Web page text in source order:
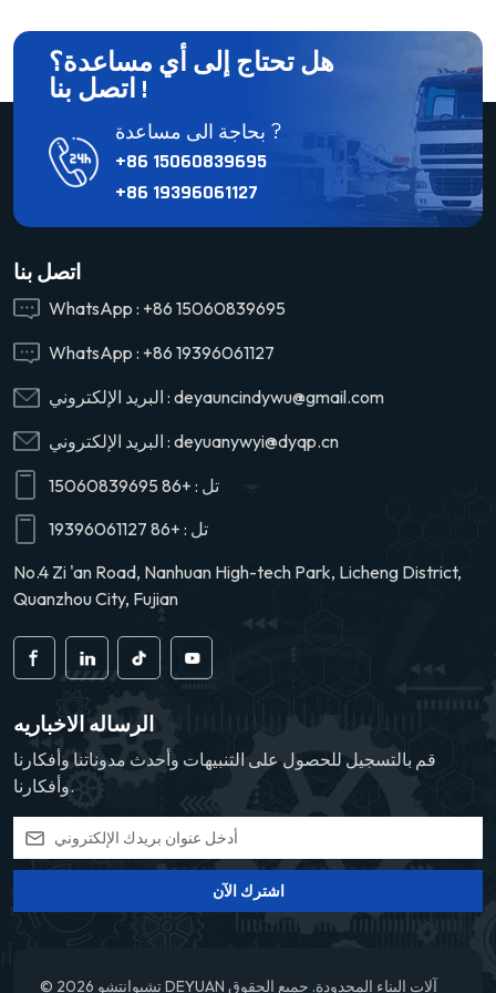
التروس مقارنةً بالسابق، فهذه علامة على أن لوحة القابض مهترئة بشكل
كبير وتحتاج إلى الاستبدال. 2. تأخر استجابة التسارع: عندما تدوس بقوة على
دواسة الوقود متوقعاً زيادة في السرعة، لكن السيارة تستجيب ببطء، فهذا
يشير إلى أن لوحة القابض قد اهترأت إلى درجة الانزلاق، مما يقلل من نقل
الطاقة. 3. فقدان ملحوظ للطاقة: في حين أن مشكلات المحرك يمكن أن
تسبب أيضًا فقدان الطاقة، إذا كانت سيارتك تواجه صعوبة في التسارع،
خاصة أثناء الانطلاق والصعود، على الرغم من أن المحرك يعمل بشكل
استهلاك الوقود: في حين أن هناك عوامل متعددة يمكن أن تساهم في زيادة
كفاءة استهلاك الوقود، فمن المحتمل أن يكون ذلك بسبب لوحة القابض.
استبداله يمكن أن يحل المشكلة.يعد استبدال لوحة القابض مهمة لا ينبغي
إغفالها. في حين أن تكلفة استبدال لوحة القابض فقط منخفضة نسبيًا، إلا أن
إهمال التآكل الشديد يمكن أن يؤدي إلى تلف دولاب الموازنة، مما يؤدي إلى
الفور.
هل تحتاج إلى أي مساعدة؟
اتصل بنا !
بحاجة الى مساعدة ?
+86 15060839695
+86 19396061127
اتصل بنا
WhatsApp : +86 15060839695
WhatsApp : +86 19396061127
البريد الإلكتروني : deyauncindywu@gmail.com
البريد الإلكتروني : deyuanywyi@dyqp.cn
تل : +86 15060839695
تل : +86 19396061127
No.4 Zi 'an Road, Nanhuan High-tech Park, Licheng District,
Quanzhou City, Fujian
الرساله الاخباريه
قم بالتسجيل للحصول على التنبيهات وأحدث مدوناتنا وأفكارنا
وأفكارنا.
اشترك الآن
© 2026 تشيوانتشو DEYUAN آلات البناء المحدودة. جميع الحقوق